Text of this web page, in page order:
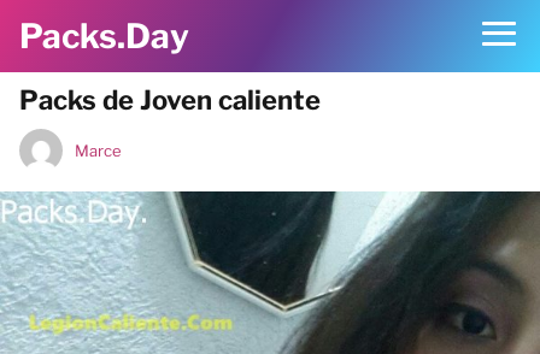
Packs.Day
Packs de Joven caliente
Marce